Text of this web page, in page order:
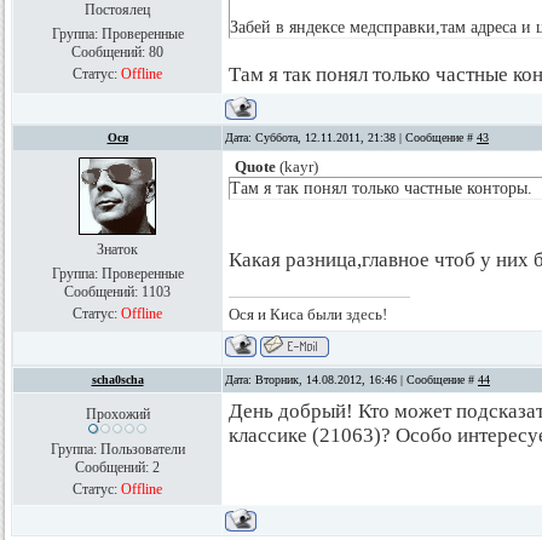
Постоялец
Группа: Проверенные
Сообщений: 80
Статус: Offline
Забей в яндексе медсправки,там адреса и
Там я так понял только частные
Ося Дата: Суббота, 12.11.2011, 21:38 | Сообщение # 43
Знаток
Группа: Проверенные
Сообщений: 1103
Статус: Offline
Quote (kayr)
Там я так понял только частные конторы.
Какая разница,главное чтоб у них
Ося и Киса были здесь!
scha0scha Дата: Вторник, 14.08.2012, 16:46 | Сообщение # 44
Прохожий
Группа: Пользователи
Сообщений: 2
Статус: Offline
День добрый! Кто может
классике (21063)? Особо